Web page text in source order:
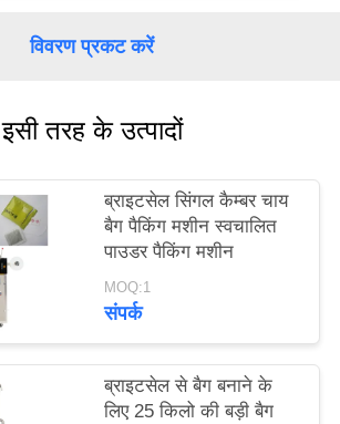
विवरण प्रकट करें
इसी तरह के उत्पादों
ब्राइटसेल सिंगल कैम्बर चाय
बैग पैकिंग मशीन स्वचालित
पाउडर पैकिंग मशीन
MOQ:1
संपर्क
ब्राइटसेल से बैग बनाने के
लिए 25 किलो की बड़ी बैग